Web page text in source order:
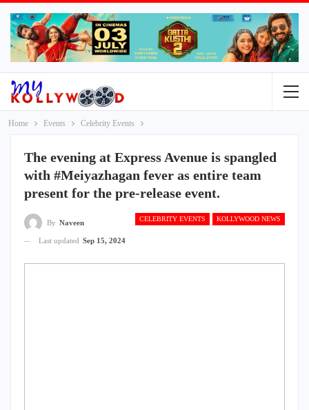
Home Events Celebrity Events
The evening at Express Avenue is spangled
with #Meiyazhagan fever as entire team
present for the pre-release event.
CELEBRITY EVENTS KOLLYWOOD NEWS
By Naveen
Last updated Sep 15, 2024